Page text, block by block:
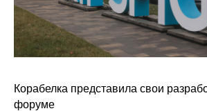
Корабелка представила свои
форуме